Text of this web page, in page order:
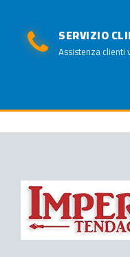
SERVIZIO
Assistenza clienti